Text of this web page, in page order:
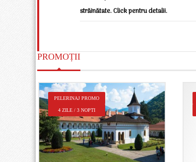
străinătate. Click pentru detalii.
PROMOȚII
PELERINAJ PROMO
4 ZILE / 3 NOPTI